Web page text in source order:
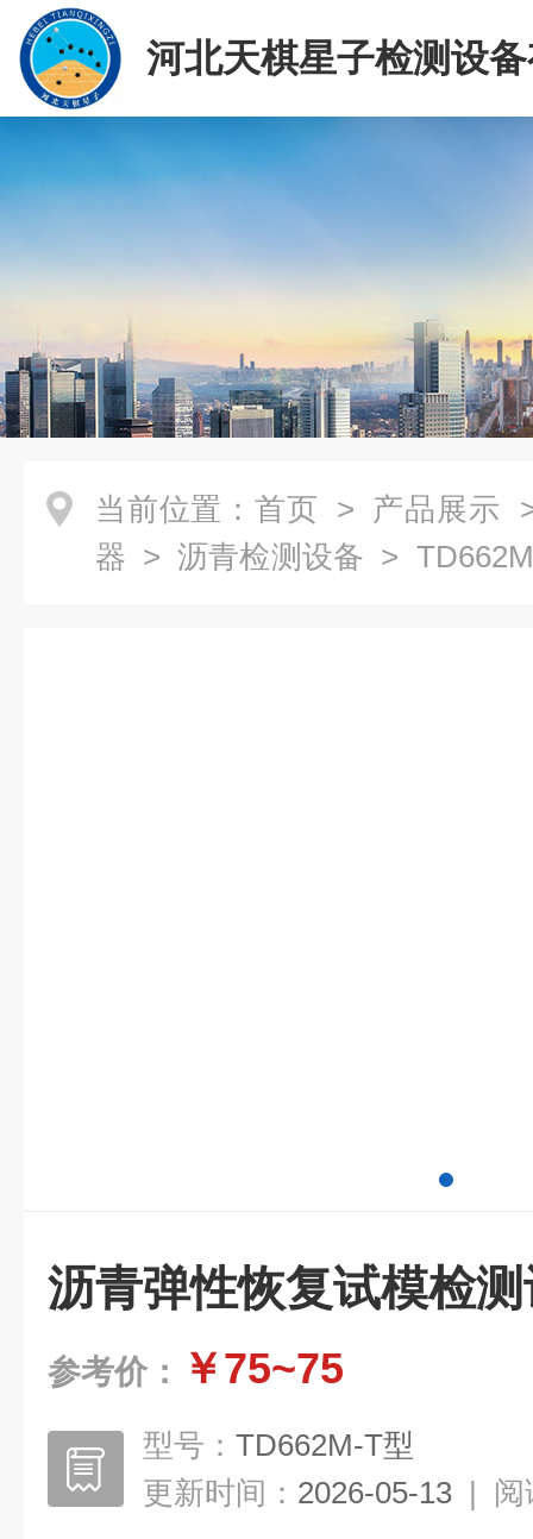
河北天棋星子检测设
司
当前位置： 首页 > 产品展示
器 > 沥青检测设备 >
沥青弹性恢复试模检
参考价： ￥75~75
型号： TD662M-T型
更新时间： 2026-05-13 | 阅